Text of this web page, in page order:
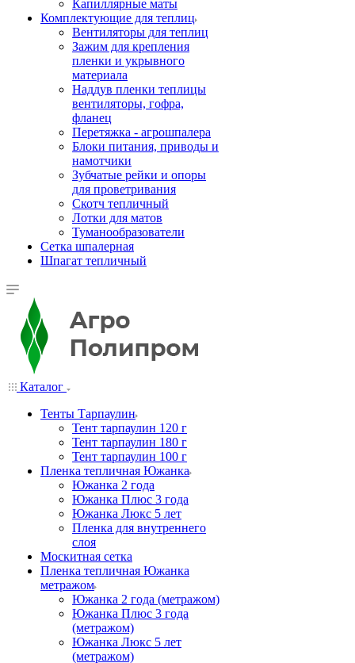
Капиллярные маты
Комплектующие для теплиц
Вентиляторы для теплиц
Зажим для крепления
пленки и укрывного
материала
Наддув пленки теплицы
вентиляторы, гофра,
фланец
Перетяжка - агрошпалера
Блоки питания, приводы и
намотчики
Зубчатые рейки и опоры
для проветривания
Скотч тепличный
Лотки для матов
Туманообразователи
Сетка шпалерная
Шпагат тепличный
Каталог
Тенты Тарпаулин
Тент тарпаулин 120 г
Тент тарпаулин 180 г
Тент тарпаулин 100 г
Пленка тепличная Южанка
Южанка 2 года
Южанка Плюс 3 года
Южанка Люкс 5 лет
Пленка для внутреннего
слоя
Москитная сетка
Пленка тепличная Южанка
метражом
Южанка 2 года (метражом)
Южанка Плюс 3 года
(метражом)
Южанка Люкс 5 лет
(метражом)